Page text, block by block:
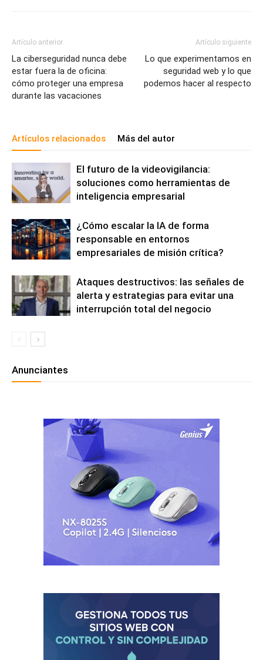
Artículo anterior
La ciberseguridad nunca debe
estar fuera la de oficina:
cómo proteger una empresa
durante las vacaciones
Artículo siguiente
Lo que experimentamos en
seguridad web y lo que
podemos hacer al respecto
Artículos relacionados Más del autor
El futuro de la videovigilancia:
soluciones como herramientas de
inteligencia empresarial
¿Cómo escalar la IA de forma
responsable en entornos
empresariales de misión crítica?
Ataques destructivos: las señales de
alerta y estrategias para evitar una
interrupción total del negocio
Anunciantes